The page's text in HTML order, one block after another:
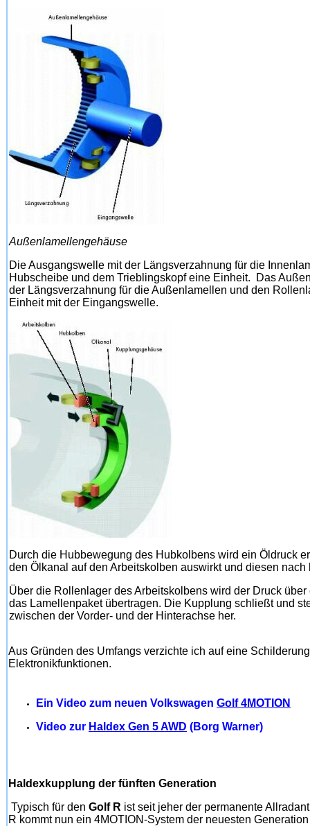
Außenlamellengehäuse
Die Ausgangswelle mit der Längsverzahnung für die
Hubscheibe und dem Trieblingskopf eine Einheit. Das
der Längsverzahnung für die Außenlamellen und den
Einheit mit der Eingangswelle.
Durch die Hubbewegung des Hubkolbens wird ein Öldruck
den Ölkanal auf den Arbeitskolben auswirkt und diesen nach
Über die Rollenlager des Arbeitskolbens wird der Druck
das Lamellenpaket übertragen. Die Kupplung schließt und
zwischen der Vorder- und der Hinterachse her.
Aus Gründen des Umfangs verzichte ich auf eine
Elektronikfunktionen.
Ein Video zum neuen Volkswagen Golf 4MOTION
Video zur Haldex Gen 5 AWD (Borg Warner)
Haldexkupplung der fünften Generation
Typisch für den Golf R ist seit jeher der permanente
R kommt nun ein 4MOTION-System der neuesten